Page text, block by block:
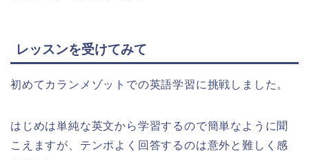
レッスンを受けてみて
初めてカランメゾットでの英語学習に挑戦しました。
はじめは単純な英文から学習するので簡単なように聞
こえますが、テンポよく回答するのは意外と難しく感